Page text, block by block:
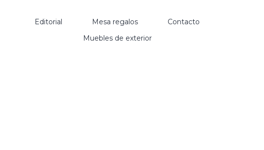
Editorial Mesa regalos
Contacto
Muebles de exterior